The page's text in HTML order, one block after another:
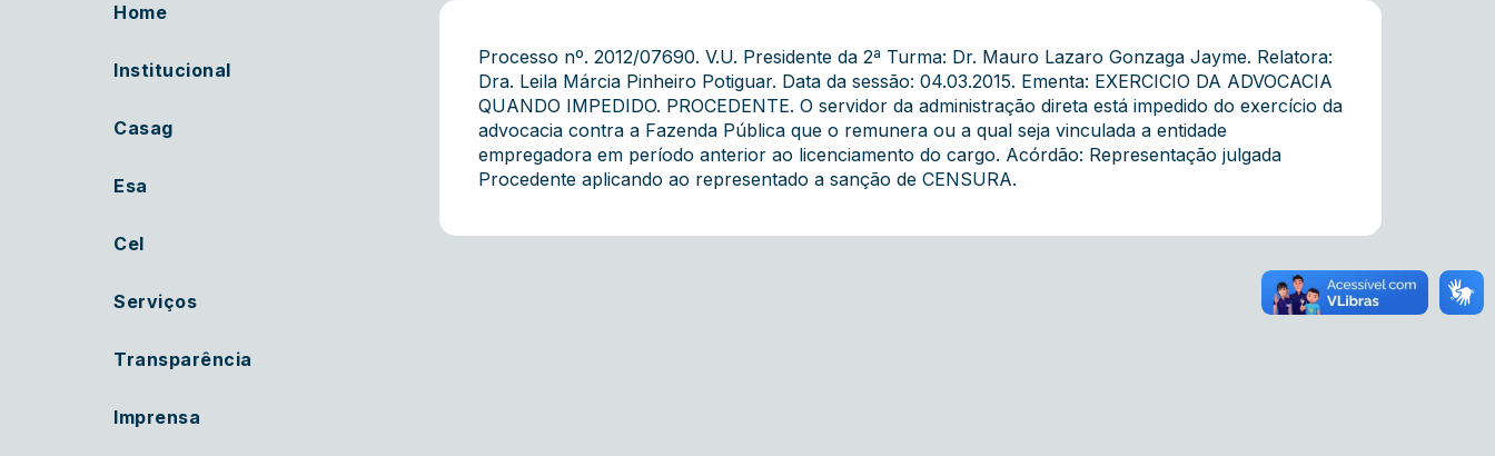
Home
Institucional
Casag
Esa
Cel
Serviços
Transparência
Imprensa
Processo nº. 2012/07690. V.U. Presidente da 2ª Turma: Dr. Mauro Lazaro Gonzaga Jayme. Relatora:
Dra. Leila Márcia Pinheiro Potiguar. Data da sessão: 04.03.2015. Ementa: EXERCICIO DA ADVOCACIA
QUANDO IMPEDIDO. PROCEDENTE. O servidor da administração direta está impedido do exercício da
advocacia contra a Fazenda Pública que o remunera ou a qual seja vinculada a entidade
empregadora em período anterior ao licenciamento do cargo. Acórdão: Representação julgada
Procedente aplicando ao representado a sanção de CENSURA.